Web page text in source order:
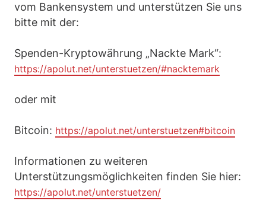
vom Bankensystem und unterstützen Sie uns
bitte mit der:
Spenden-Kryptowährung „Nackte Mark“:
https://apolut.net/unterstuetzen/#nacktemark
oder mit
Bitcoin: https://apolut.net/unterstuetzen#bitcoin
Informationen zu weiteren
Unterstützungsmöglichkeiten finden Sie hier:
https://apolut.net/unterstuetzen/